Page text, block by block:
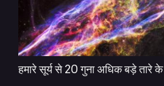
हमारे सूर्य से 20 गुना अधिक बड़े तारे के